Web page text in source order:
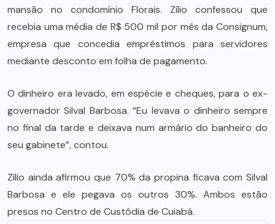
mansão no condomínio Florais. Zílio confessou que
recebia uma média de R$ 500 mil por mês da Consignum,
empresa que concedia empréstimos para servidores
mediante desconto em folha de pagamento.
O dinheiro era levado, em espécie e cheques, para o ex-
governador Silval Barbosa. “Eu levava o dinheiro sempre
no final da tarde e deixava num armário do banheiro do
seu gabinete”, contou.
Zílio ainda afirmou que 70% da propina ficava com Silval
Barbosa e ele pegava os outros 30%. Ambos estão
presos no Centro de Custódia de Cuiabá.